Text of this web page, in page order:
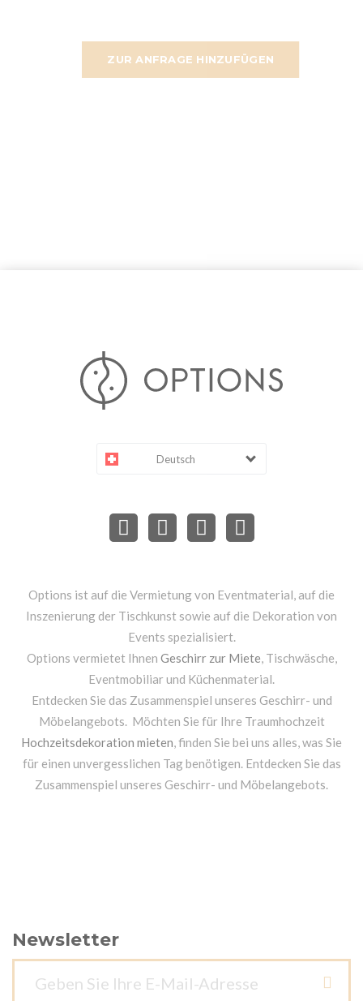
ZUR ANFRAGE HINZUFÜGEN
Deutsch
Options ist auf die Vermietung von Eventmaterial, auf die
Inszenierung der Tischkunst sowie auf die Dekoration von
Events spezialisiert.
Options vermietet Ihnen Geschirr zur Miete, Tischwäsche,
Eventmobiliar und Küchenmaterial.
Entdecken Sie das Zusammenspiel unseres Geschirr- und
Möbelangebots. Möchten Sie für Ihre Traumhochzeit
Hochzeitsdekoration mieten, finden Sie bei uns alles, was Sie
für einen unvergesslichen Tag benötigen. Entdecken Sie das
Zusammenspiel unseres Geschirr- und Möbelangebots.
Newsletter